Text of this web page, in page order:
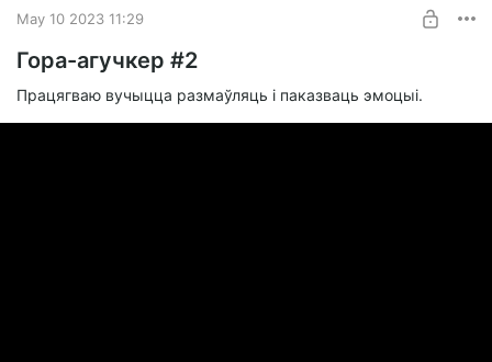
May 10 2023 11:29
Гора-агучкер #2
Працягваю вучыцца размаўляць і паказваць эмоцыі.